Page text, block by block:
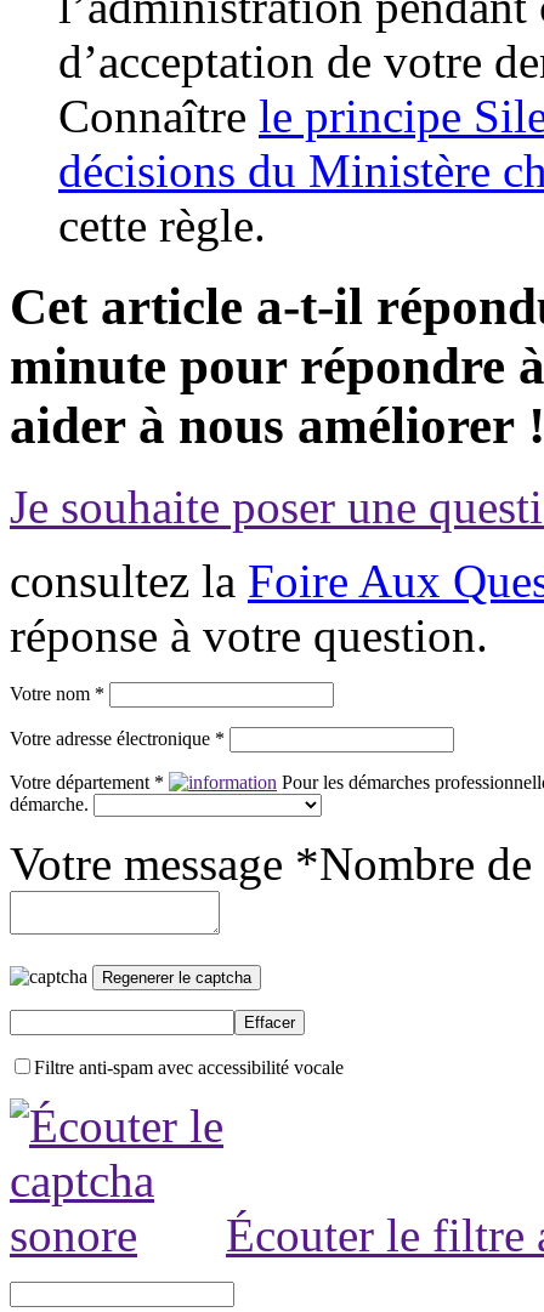
d’acceptation de votre
Connaître le principe
décisions du Ministère
cette règle.
Cet article a-t-il
minute pour répondre
aider à nous améliorer !
Je souhaite poser une
consultez la Foire Aux
réponse à votre question.
Votre nom *
Votre adresse électronique *
Votre département *
Pour les démarches
démarche.
Votre message *Nombre
Filtre anti-spam avec accessibilité vocale
Écouter le filtre